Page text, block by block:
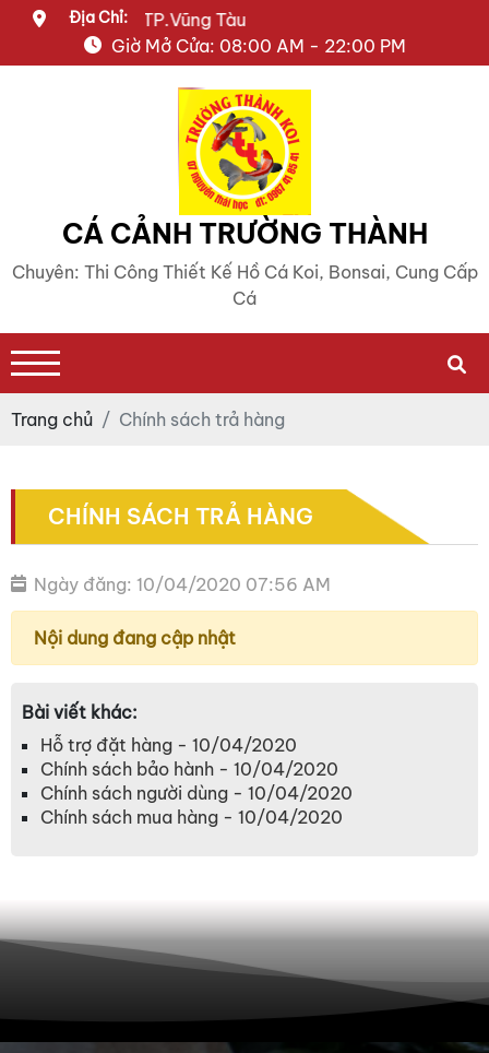
Địa Chỉ:
Học, P.7, TP.Vũng Tàu
Giờ Mở Cửa: 08:00 AM - 22:00 PM
CÁ CẢNH TRƯỜNG THÀNH
Chuyên: Thi Công Thiết Kế Hồ Cá Koi, Bonsai, Cung Cấp
Cá
Trang chủ Chính sách trả hàng
CHÍNH SÁCH TRẢ HÀNG
Ngày đăng: 10/04/2020 07:56 AM
Nội dung đang cập nhật
Bài viết khác:
Hỗ trợ đặt hàng - 10/04/2020
Chính sách bảo hành - 10/04/2020
Chính sách người dùng - 10/04/2020
Chính sách mua hàng - 10/04/2020